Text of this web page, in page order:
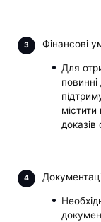
Фінансові
Для
доказів